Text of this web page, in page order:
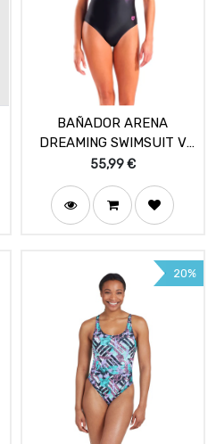
BAÑADOR ARENA
DREAMING SWIMSUIT V
BACK BLACK/SHOCKING
55,99€
20%